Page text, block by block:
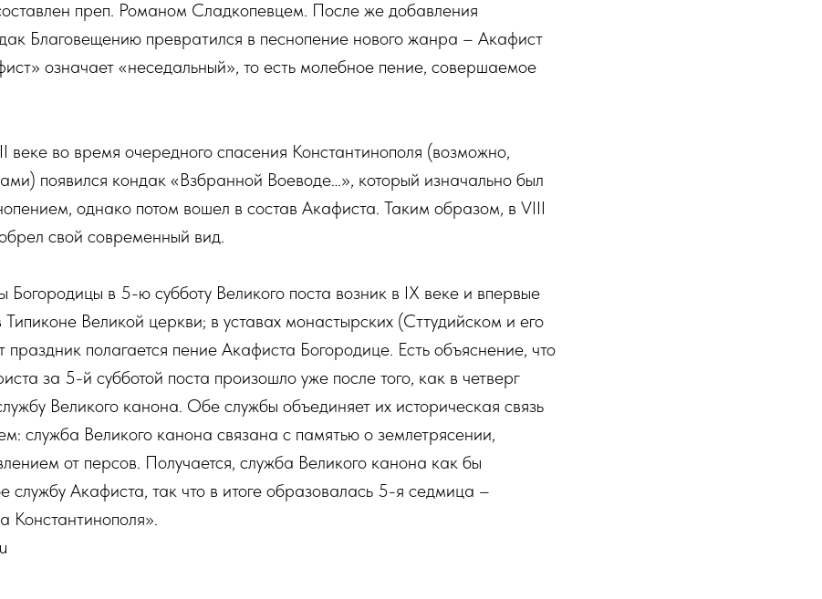
преп. Романом Сладкопевцем. После же добавления
Благовещению превратился в песнопение нового жанра – Акафист
означает «неседальный», то есть молебное пение, совершаемое
веке во время очередного спасения Константинополя (возможно,
появился кондак «Взбранной Воеводе…», который изначально был
однако потом вошел в состав Акафиста. Таким образом, в VIII
свой современный вид.
в 5-ю субботу Великого поста возник в IX веке и впервые
Типиконе Великой церкви; в уставах монастырских (Сттудийском и его
праздник полагается пение Акафиста Богородице. Есть объяснение, что
за 5-й субботой поста произошло уже после того, как в четверг
Великого канона. Обе службы объединяет их историческая связь
служба Великого канона связана с памятью о землетрясении,
от персов. Получается, служба Великого канона как бы
службу Акафиста, так что в итоге образовалась 5-я седмица –
Константинополя».